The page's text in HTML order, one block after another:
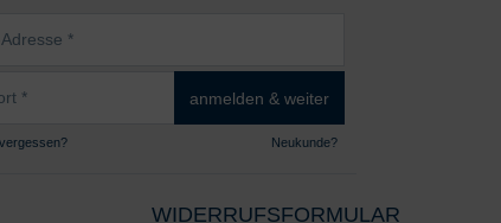
anmelden & weiter
Neukunde?
WIDERRUFSFORMULAR